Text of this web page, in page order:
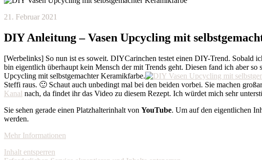
21. Februar 2021
DIY Anleitung – Vasen Upcycling mit
[Werbelinks] So nun ist es soweit. DIYCarinchen testet einen DIY-Trend. Sobald
bin eigentlich überhaupt kein Mensch der mit Trends geht. Diesen fand ich aber
Upcycling mit selbstgemachter Keramikfarbe.
Steffi raus. 🙂 Schaut auch unbedingt mal bei den beiden vorbei. Sie machen
Kanal nach, da findet ihr das Video zu diesem Rezept. Ich würdet mich sehr
Sie sehen gerade einen Platzhalterinhalt von YouTube. Um auf den eigentlichen
werden.
Mehr Informationen
Inhalt entsperren